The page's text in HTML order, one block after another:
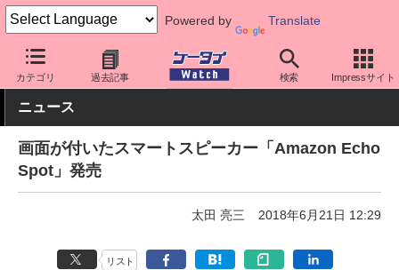
Powered by Translate
カテゴリ 過去記事 検索 Impressサイト
ケータイ Watch 最新技術/その他 AI
ニュース
画面が付いたスマートスピーカー「Amazon Echo
Spot」発売
太田 亮三 2018年6月21日 12:29
リスト